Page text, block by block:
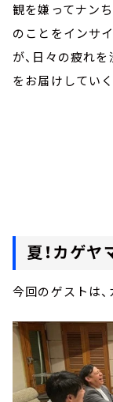
観を嫌ってナン
のことをインサ
が、日々の疲れ
をお届けしてい
夏！カゲヤ
今回のゲストは